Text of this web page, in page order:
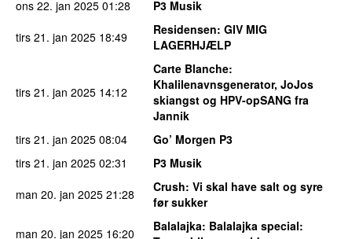
ons 22. jan 2025 01:28
P3 Musik
tirs 21. jan 2025 18:49 Residensen: GIV MIG
LAGERHJÆLP
tirs 21. jan 2025 14:12
Carte Blanche:
Khalilenavnsgenerator, JoJos
skiangst og HPV-opSANG fra
Jannik
tirs 21. jan 2025 08:04
Go’ Morgen P3
tirs 21. jan 2025 02:31
P3 Musik
man 20. jan 2025 21:28 Crush: Vi skal have salt og syre
før sukker
man 20. jan 2025 16:20 Balalajka: Balalajka special: